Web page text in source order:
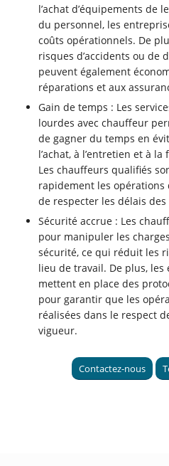
l’achat d’équipements de
du personnel, les
coûts opérationnels. De
risques d’accidents ou de
peuvent également
réparations et aux
Gain de temps : Les
lourdes avec chauffeur
de gagner du temps en
l’achat, à l’entretien et à
Les chauffeurs qualifiés
rapidement les opérations
de respecter les délais
Sécurité accrue : Les
pour manipuler les
sécurité, ce qui réduit les
lieu de travail. De plus, les
mettent en place des
pour garantir que les
réalisées dans le respect
vigueur.
Contactez-nous